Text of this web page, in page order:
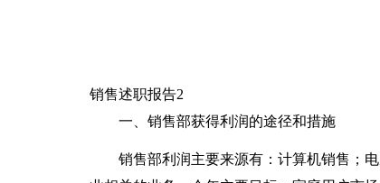
销售述职报告2
一、销售部获得利润的途径和措施
销售部利润主要来源有：计算机销售；